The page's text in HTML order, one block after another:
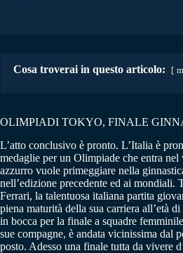
Cosa troverai in questo articolo:
OLIMPIADI TOKYO, FINALE
L’atto conclusivo è pronto. L’Italia è
medaglie per un Olimpiade che entra
azzurro vuole primeggiare nella
nell’edizione precedente ed ai mondiali.
Ferrari, la talentuosa italiana partita
piena maturità della sua carriera all’età
in bocca per la finale a squadre
sue compagne, è andata vicinissima dal
posto. Adesso una finale tutta da vivere